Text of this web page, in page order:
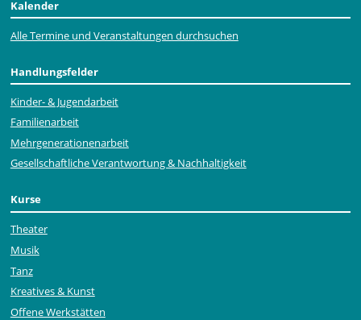
Kalender
Alle Termine und Veranstaltungen durchsuchen
Handlungsfelder
Kinder- & Jugendarbeit
Familienarbeit
Mehr­generationen­arbeit
Gesellschaftliche Verantwortung & Nachhaltigkeit
Kurse
Theater
Musik
Tanz
Kreatives & Kunst
Offene Werkstätten